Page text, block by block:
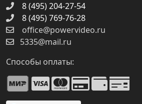
8 (495) 204-27-54
8 (495) 769-76-28
office@powervideo.ru
5335@mail.ru
Способы оплаты: